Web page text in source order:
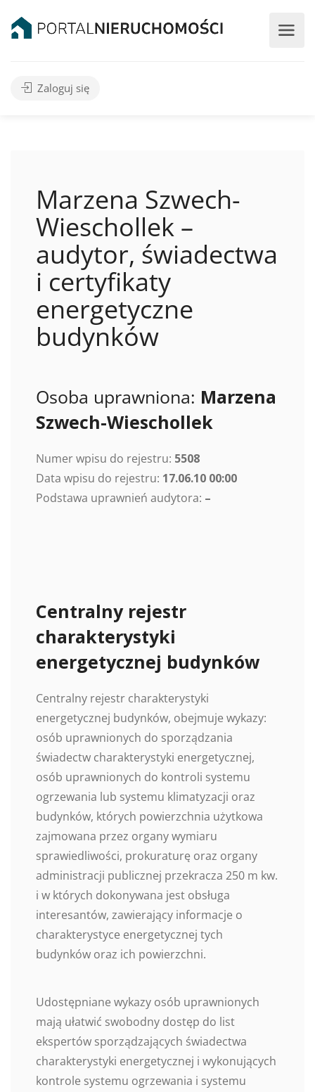
Zaloguj się
Marzena Szwech-
Wieschollek –
audytor, świadectwa
i certyfikaty
energetyczne
budynków
Osoba uprawniona: Marzena
Szwech-Wieschollek
Numer wpisu do rejestru: 5508
Data wpisu do rejestru: 17.06.10 00:00
Podstawa uprawnień audytora: –
Centralny rejestr
charakterystyki
energetycznej budynków
Centralny rejestr charakterystyki
energetycznej budynków, obejmuje wykazy:
osób uprawnionych do sporządzania
świadectw charakterystyki energetycznej,
osób uprawnionych do kontroli systemu
ogrzewania lub systemu klimatyzacji oraz
budynków, których powierzchnia użytkowa
zajmowana przez organy wymiaru
sprawiedliwości, prokuraturę oraz organy
administracji publicznej przekracza 250 m kw.
i w których dokonywana jest obsługa
interesantów, zawierający informacje o
charakterystyce energetycznej tych
budynków oraz ich powierzchni.
Udostępniane wykazy osób uprawnionych
mają ułatwić swobodny dostęp do list
ekspertów sporządzających świadectwa
charakterystyki energetycznej i wykonujących
kontrole systemu ogrzewania i systemu